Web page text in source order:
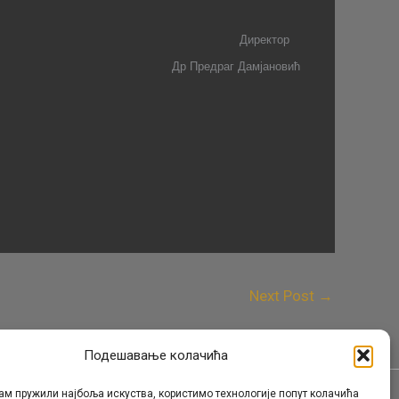
Подешавање колачића
пружили најбоља искуства, користимо технологије попут колачића
Директор
Др Предраг Дамјановић
Next Post →